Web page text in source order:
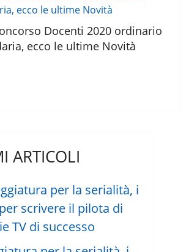
Docenti 2020 ordinario
ecco le ultime Novità
ARTICOLI